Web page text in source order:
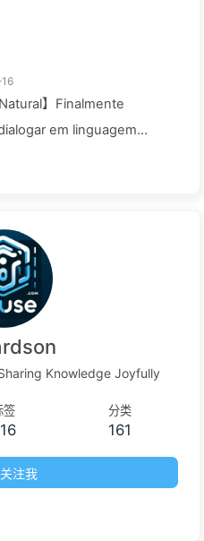
】Finalmente
em linguagem
Knowledge Joyfully
签 分类
161
关注我